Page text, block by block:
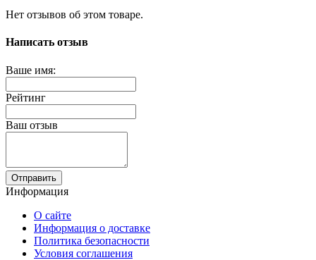
Нет отзывов об этом товаре.
Написать отзыв
Ваше имя:
Рейтинг
Ваш отзыв
Отправить
Информация
О сайте
Информация о доставке
Политика безопасности
Условия соглашения